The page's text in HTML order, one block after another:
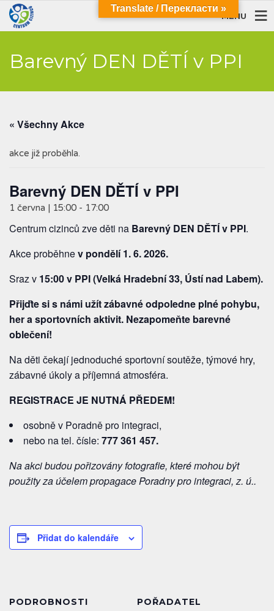
MENU
Barevný DEN DĚTÍ v PPI
« Všechny Akce
akce již proběhla.
Barevný DEN DĚTÍ v PPI
1 června | 15:00 - 17:00
Centrum cizinců zve děti na Barevný DEN DĚTÍ v PPI.
Akce proběhnev pondělí 1. 6. 2026.
Sraz v 15:00 v PPI (Velká Hradební 33, Ústí nad Labem).
Přijďte si s námi užít zábavné odpoledne plné pohybu,
hera sportovních aktivit. Nezapomeňte barevné
oblečení!
Na děti čekají jednoduché sportovní soutěže, týmové hry,
zábavné úkoly a příjemná atmosféra.
REGISTRACE JE NUTNÁ PŘEDEM!
osobně v Poradně pro integraci,
nebo na tel. čísle: 777 361 457.
Na akci budou pořizovány fotografie, které mohou být
použity za účelem propagace Poradny pro integraci, z. ú..
Přidat do kalendáře
PODROBNOSTI POŘADATEL
Translate / Перекласти »